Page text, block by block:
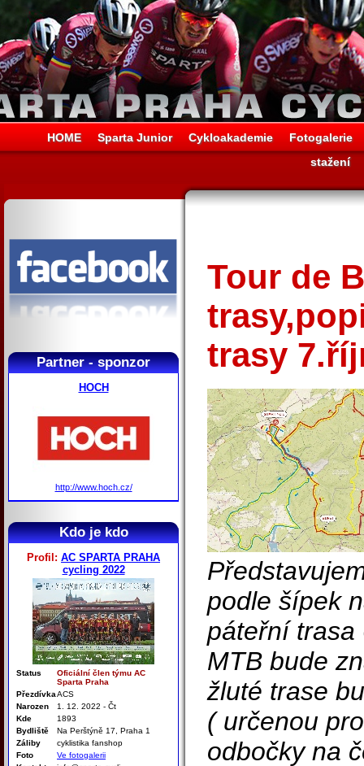
HOME Sparta Junior Cykloakademie
Fotogalerie
stažení
Partner - sponzor
HOCH
http://www.hoch.cz/
Kdo je kdo
Profil: AC SPARTA PRAHA
cycling 2022
Status
Oficiální člen týmu AC
Sparta Praha
PřezdívkaACS
Narozen
1. 12. 2022 - Čt
Kde
1893
Bydliště
Na Perštýně 17, Praha 1
Záliby
cyklistika fanshop
Foto
Ve fotogalerii
Tour de
trasy
podle šípek
páteřní trasa
MTB bude
žluté trase
( určenou
odbočky na